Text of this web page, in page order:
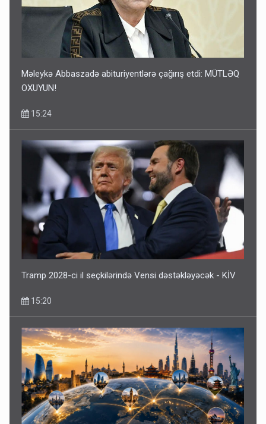
Məleykə Abbaszadə abituriyentlərə çağırış etdi: MÜTLƏQ
OXUYUN!
15:24
Tramp 2028-ci il seçkilərində Vensi dəstəkləyəcək - KİV
15:20